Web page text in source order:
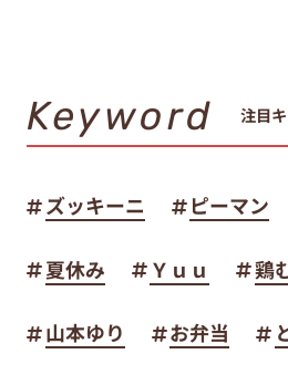
Keyword 注目
ズッキーニ ピーマン
夏休み Ｙｕｕ 鶏
山本ゆり お弁当